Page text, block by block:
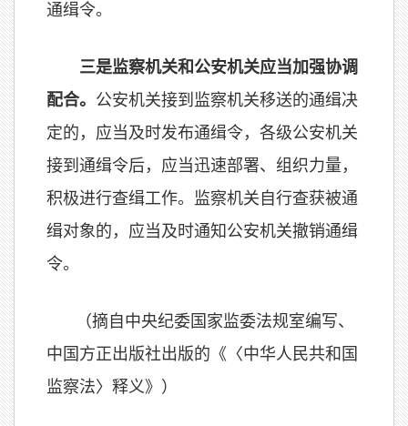
通缉令。
三是监察机关和公安机关应当加强协调
配合。 公安机关接到监察机关移送的通缉决
定的，应当及时发布通缉令，各级公安机关
接到通缉令后，应当迅速部署、组织力量，
积极进行查缉工作。监察机关自行查获被通
缉对象的，应当及时通知公安机关撤销通缉
令。
（摘自中央纪委国家监委法规室编写、
中国方正出版社出版的《〈中华人民共和国
监察法〉释义》）